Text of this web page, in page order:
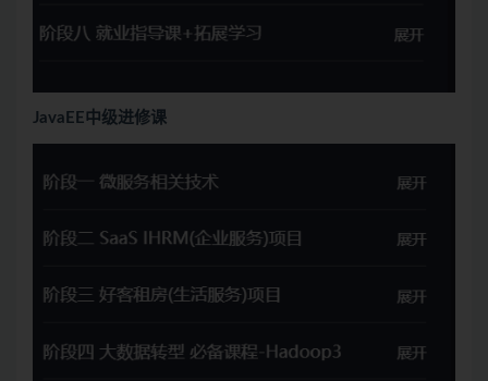
JavaEE中级进修课